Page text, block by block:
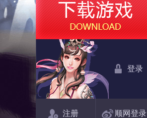
登录
注册 顺网登录